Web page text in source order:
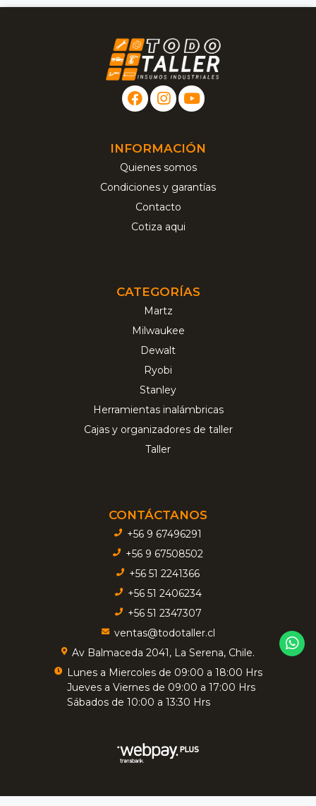
INFORMACIÓN
Quienes somos
Condiciones y garantías
Contacto
Cotiza aqui
CATEGORÍAS
Martz
Milwaukee
Dewalt
Ryobi
Stanley
Herramientas inalámbricas
Cajas y organizadores de taller
Taller
CONTÁCTANOS
+56 9 67496291
+56 9 67508502
+56 51 2241366
+56 51 2406234
+56 51 2347307
ventas@todotaller.cl
Av Balmaceda 2041, La Serena, Chile.
Lunes a Miercoles de 09:00 a 18:00 Hrs
Jueves a Viernes de 09:00 a 17:00 Hrs
Sábados de 10:00 a 13:30 Hrs